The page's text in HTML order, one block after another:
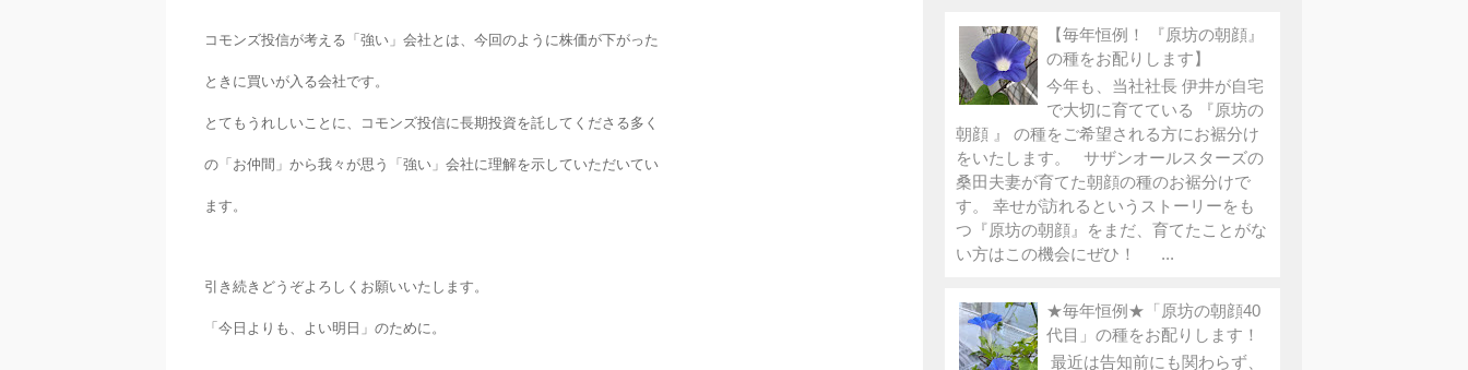
コモンズ投信が考える「強い」会社とは、今回のように株価が下がった
ときに買いが入る会社です。
とてもうれしいことに、コモンズ投信に長期投資を託してくださる多く
の「お仲間」から我々が思う「強い」会社に理解を示していただいてい
ます。
引き続きどうぞよろしくお願いいたします。
「今日よりも、よい明日」 のために。
【毎年恒例！ 『原坊の朝顔』
の種をお配りします】
今年も、当社社長 伊井が自宅
で大切に育てている 『原坊の
朝顔 』 の種をご希望される方にお裾分け
をいたします。 サザンオールスターズの
桑田夫妻が育てた朝顔の種のお裾分けで
す。 幸せが訪れるというストーリーをも
つ『原坊の朝顔』をまだ、育てたことがな
い方はこの機会にぜひ！ ...
★毎年恒例★「原坊の朝顔40
代目」の種をお配りします！
最近は告知前にも関わらず、